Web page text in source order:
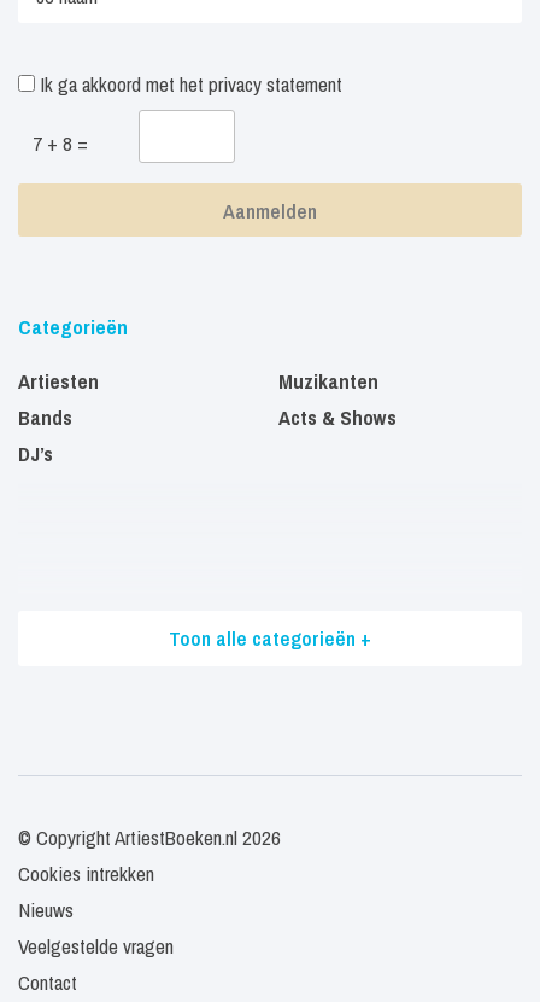
Ik ga akkoord met het privacy statement
7 + 8 =
Categorieën
Artiesten
Bands
DJ’s
Muzikanten
Acts & Shows
Toon alle categorieën +
© Copyright ArtiestBoeken.nl 2026
Cookies intrekken
Nieuws
Veelgestelde vragen
Contact